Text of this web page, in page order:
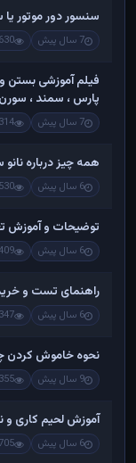
سنسور دور موتور
7 سال پیش
پارس ، سمند ،
7 سال پیش
همه چیز درباره
6 سال پیش
توضیحات و آموزش
6 سال پیش
راهنمای تست و
6 سال پیش
نحوه خاموش کردن
9 سال پیش
آموزش لحیم کاری و
6 سال پیش